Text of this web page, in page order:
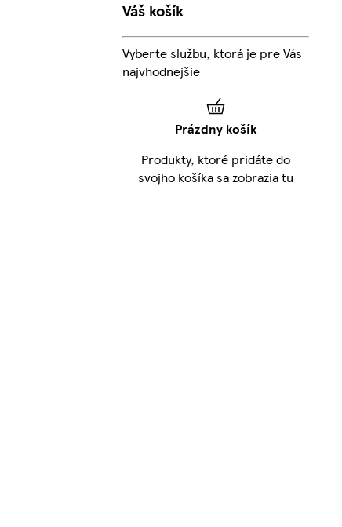
Váš košík
Vyberte službu, ktorá je pre Vás
najvhodnejšie
Prázdny košík
Produkty, ktoré pridáte do
svojho košíka sa zobrazia tu